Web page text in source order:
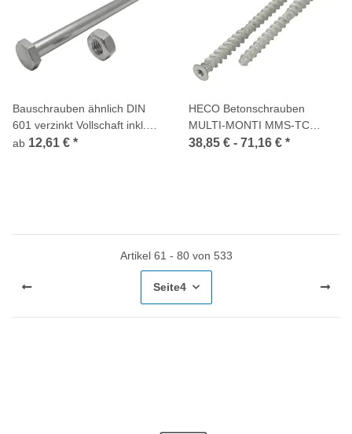
Bauschrauben ähnlich DIN
601 verzinkt Vollschaft inkl.
Mutter
ab 12,61 € *
HECO Betonschrauben
MULTI-MONTI MMS-TC
TimberConnect TX verzinkt
38,85 € - 71,16 € *
Artikel 61 - 80 von 533
Seite4